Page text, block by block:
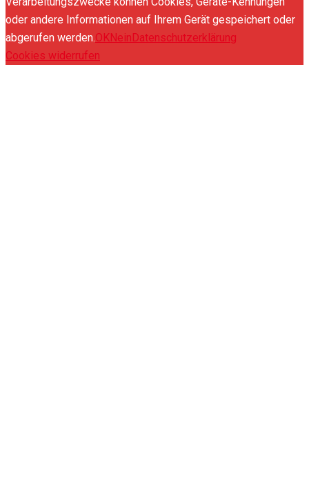
oder andere Informationen auf Ihrem Gerät gespeichert oder
abgerufen werden.OKNeinDatenschutzerklärung
Cookies widerrufen